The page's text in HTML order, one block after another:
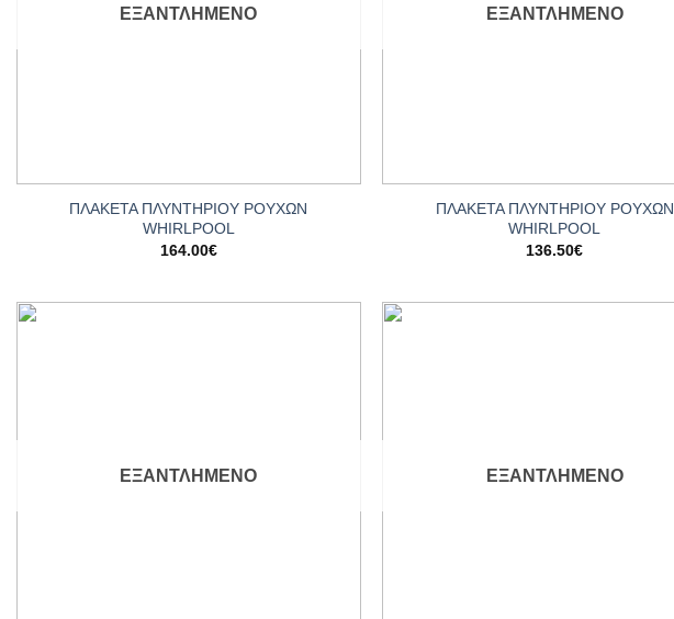
ΕΞΑΝΤΛΗΜΈΝΟ
ΠΛΑΚΕΤΑ ΠΛΥΝΤΗΡΙΟΥ ΡΟΥΧΩΝ
WHIRLPOOL
164.00€
ΕΞΑΝΤΛΗΜΈΝΟ
ΠΛΑΚΕΤΑ ΠΛΥΝΤΗΡΙΟΥ ΡΟΥΧΩΝ
WHIRLPOOL
136.50€
ΕΞΑΝΤΛΗΜΈΝΟ ΕΞΑΝΤΛΗΜΈΝΟ